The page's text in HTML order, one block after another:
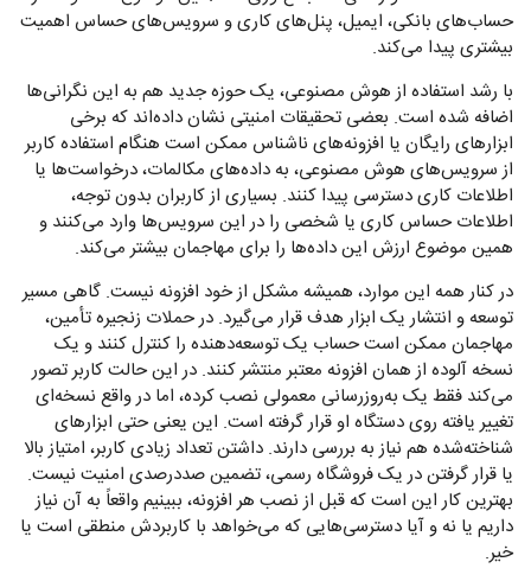
حساب‌های بانکی، ایمیل، پنل‌های کاری و سرویس‌های حساس اهمیت
بیشتری پیدا می‌کند.
با رشد استفاده از هوش مصنوعی، یک حوزه جدید هم به این نگرانی‌ها
اضافه شده است. بعضی تحقیقات امنیتی نشان داده‌اند که برخی
ابزارهای رایگان یا افزونه‌های ناشناس ممکن است هنگام استفاده کاربر
از سرویس‌های هوش مصنوعی، به داده‌های مکالمات، درخواست‌ها یا
اطلاعات کاری دسترسی پیدا کنند. بسیاری از کاربران بدون توجه،
اطلاعات حساس کاری یا شخصی را در این سرویس‌ها وارد می‌کنند و
همین موضوع ارزش این داده‌ها را برای مهاجمان بیشتر می‌کند.
در کنار همه این موارد، همیشه مشکل از خود افزونه نیست. گاهی مسیر
توسعه و انتشار یک ابزار هدف قرار می‌گیرد. در حملات زنجیره تأمین،
مهاجمان ممکن است حساب یک توسعه‌دهنده را کنترل کنند و یک
نسخه آلوده از همان افزونه معتبر منتشر کنند. در این حالت کاربر تصور
می‌کند فقط یک به‌روزرسانی معمولی نصب کرده، اما در واقع نسخه‌ای
تغییر یافته روی دستگاه او قرار گرفته است. این یعنی حتی ابزارهای
شناخته‌شده هم نیاز به بررسی دارند. داشتن تعداد زیادی کاربر، امتیاز بالا
یا قرار گرفتن در یک فروشگاه رسمی، تضمین صددرصدی امنیت نیست.
بهترین کار این است که قبل از نصب هر افزونه، ببینیم واقعاً به آن نیاز
داریم یا نه و آیا دسترسی‌هایی که می‌خواهد با کاربردش منطقی است یا
خیر.